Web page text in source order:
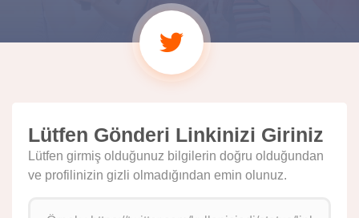
Lütfen Gönderi Linkinizi Giriniz
Lütfen girmiş olduğunuz bilgilerin doğru olduğundan
ve profilinizin gizli olmadığından emin olunuz.